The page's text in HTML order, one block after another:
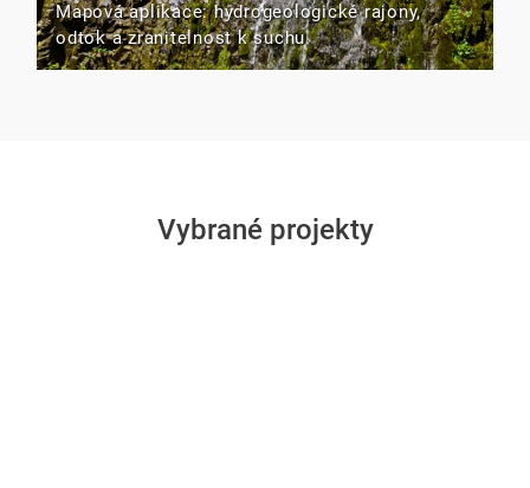
Mapová aplikace: hydrogeologické rajony,
odtok a zranitelnost k suchu.
Vybrané projekty